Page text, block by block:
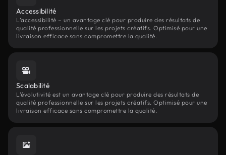
Accessibilité
L’accessibilité – un avantage clé pour produire des résultats de
qualité professionnelle sur les projets créatifs. Optimisé pour une
livraison efficace sans compromettre la qualité.
Scalabilité
L’évolutivité est un avantage clé pour produire des résultats de
qualité professionnelle sur les projets créatifs. Optimisé pour une
livraison efficace sans compromettre la qualité.